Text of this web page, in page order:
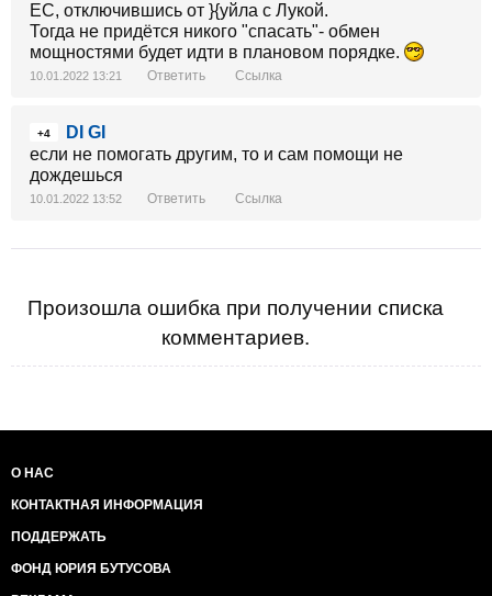
ЕС, отключившись от }{уйла с Лукой.
Тогда не придётся никого "спасать"- обмен
мощностями будет идти в плановом порядке.
10.01.2022 13:21 Ответить Ссылка
+4
DI GI
если не помогать другим, то и сам помощи не
дождешься
10.01.2022 13:52 Ответить Ссылка
Произошла ошибка при получении списка
комментариев.
О НАС
КОНТАКТНАЯ ИНФОРМАЦИЯ
ПОДДЕРЖАТЬ
ФОНД ЮРИЯ БУТУСОВА